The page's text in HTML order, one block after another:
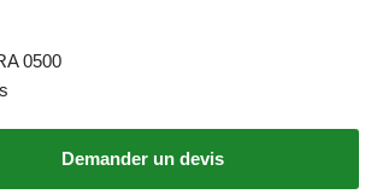
0500
Ajouter au panier